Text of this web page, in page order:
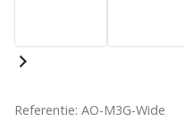
Referentie: AO-M3G-Wide